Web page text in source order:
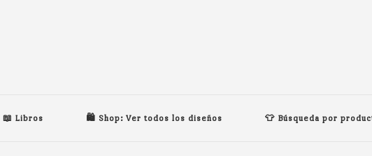
📖 Libros 🛍️ Shop: Ver todos los diseños 👕 Búsqueda por